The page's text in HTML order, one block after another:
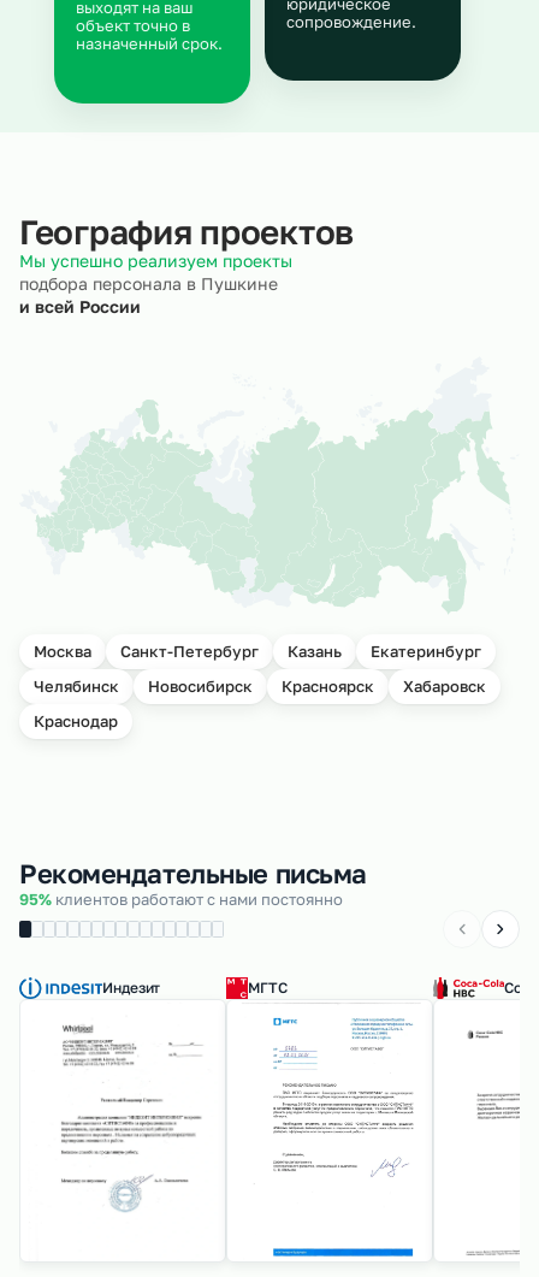
сопровождение.
выходят на ваш
объект точно в
назначенный срок.
География проектов
Мы успешно реализуем проекты
подбора персонала в Пушкине
и всей России
Москва Санкт-Петербург Казань
Екатеринбург
Челябинск
Новосибирск Красноярск
Хабаровск
Краснодар
Рекомендательные письма
95% клиентов работают с нами постоянно
Индезит МГТС